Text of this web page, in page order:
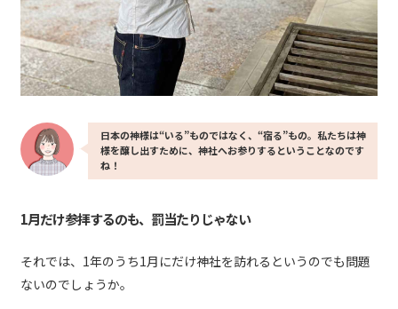
日本の神様は“いる”ものではなく、“宿る”もの。私たちは神
様を醸し出すために、神社へお参りするということなのです
ね！
1月だけ参拝するのも、罰当たりじゃない
それでは、1年のうち1月にだけ神社を訪れるというのでも問題
ないのでしょうか。